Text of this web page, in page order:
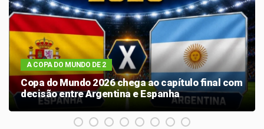
A COPA DO MUNDO DE 2
Copa do Mundo 2026 chega ao capítulo final com
decisão entre Argentina e Espanha